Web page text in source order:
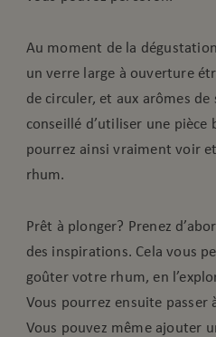
Au moment de la
un verre large à ouverture
de circuler, et aux arômes de
conseillé d’utiliser une pièce
pourrez ainsi vraiment voir
rhum.
Prêt à plonger? Prenez
des inspirations. Cela vous
goûter votre rhum, en
Vous pourrez ensuite passer
Vous pouvez même ajouter